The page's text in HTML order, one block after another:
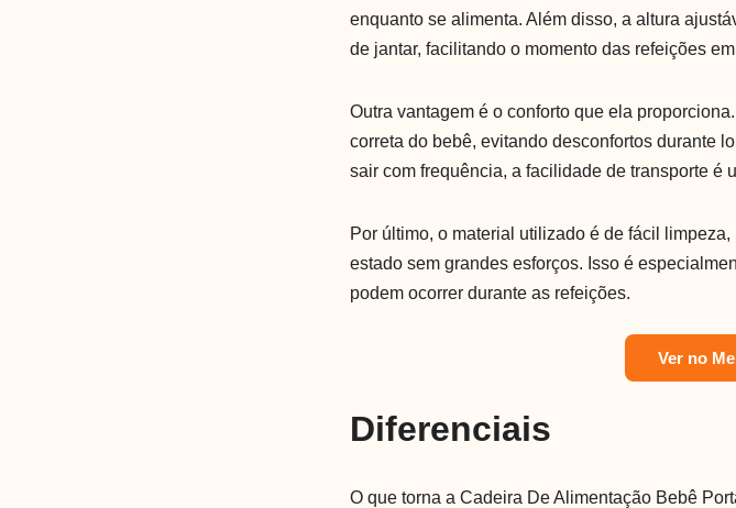
enquanto se alimenta. Além disso, a altura
de jantar, facilitando o momento das refeições
Outra vantagem é o conforto que ela
correta do bebê, evitando desconfortos durante
sair com frequência, a facilidade de transporte é
Por último, o material utilizado é de fácil
estado sem grandes esforços. Isso é
podem ocorrer durante as refeições.
Ver no
Diferenciais
O que torna a Cadeira De Alimentação Bebê